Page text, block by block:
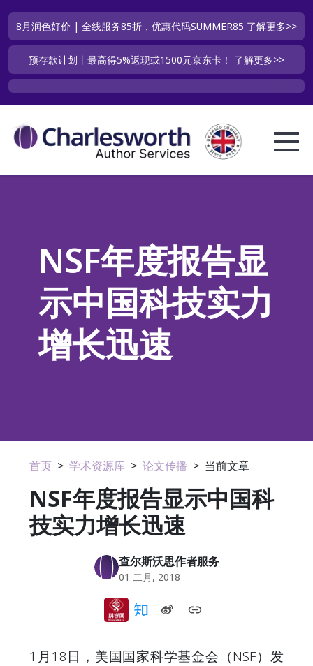
8月润色好价 | 全线服务85折，优惠代码SUMMER85 了解更多>>
预存款计划丨最高得5%返现或1500元京东卡！ 了解更多>>
NSF年度报告显
示中国科技实力
增长迅速
首页 > 学术资源库 > 论文传播 > 当前文章
NSF年度报告显示中国科
技实力增长迅速
查尔斯沃思作者服务
01 二月, 2018
1月18日，美国国家科学基金会（NSF）发